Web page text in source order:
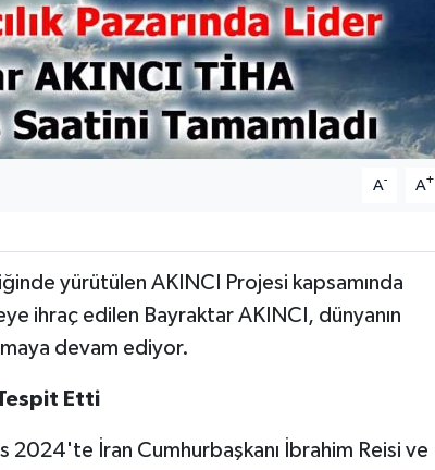
A- A+
yürütülen AKINCI Projesi kapsamında
ihraç edilen Bayraktar AKINCI, dünyanın
devam ediyor.
Etti
2024'te İran Cumhurbaşkanı İbrahim Reisi ve